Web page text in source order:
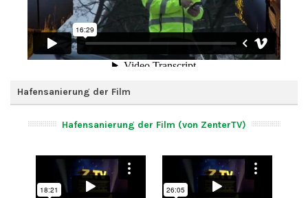
Hafensanierung der Film
Hafensanierung der Film (von ZenterTV)